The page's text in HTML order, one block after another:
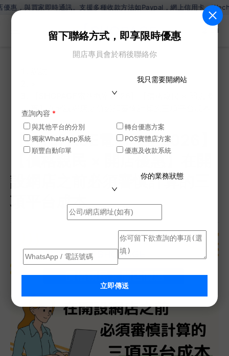
買家即時通訊。支援多種收款方法如Paypal，網上信用卡，Wechat
ZH
留下聯絡方式，即享限時優惠
開店專員會於稍後聯絡你
我只需要開網站
查詢內容 *
與其他平台的分別
轉台優惠方案
獨家WhatsApp系統
POS實體店方案
順豐自動印單
優惠及收款系統
你的業務狀態
立即傳送
【SHOPAGE電商教室2026】【價格親民 × 開店優
惠】在開設網店之前必須審慎計算的三項平台成本
【SHOPAGE電商教室2026】
設網店之前必須審慎計算的三
項平台成本